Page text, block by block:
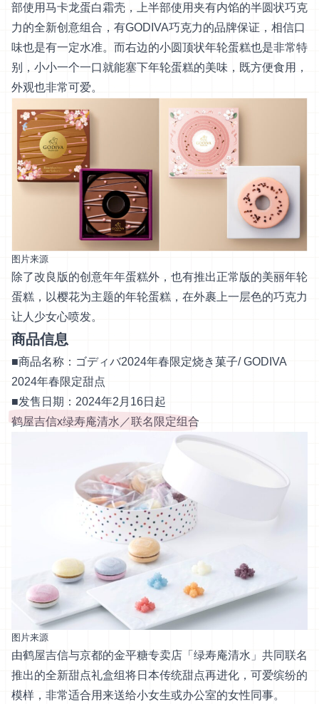
部使用马卡龙蛋白霜壳，上半部使用夹有内馅的半圆状巧克
力的全新创意组合，有GODIVA巧克力的品牌保证，相信口
味也是有一定水准。而右边的小圆顶状年轮蛋糕也是非常特
别，小小一个一口就能塞下年轮蛋糕的美味，既方便食用，
外观也非常可爱。
图片来源
除了改良版的创意年年蛋糕外，也有推出正常版的美丽年轮
蛋糕，以樱花为主题的年轮蛋糕，在外裹上一层色的巧克力
让人少女心喷发。
商品信息
■商品名称：ゴディバ2024年春限定烧き菓子/ GODIVA
2024年春限定甜点
■发售日期：2024年2月16日起
鹤屋吉信x绿寿庵清水／联名限定组合
图片来源
由鹤屋吉信与京都的金平糖专卖店「绿寿庵清水」共同联名
推出的全新甜点礼盒组将日本传统甜点再进化，可爱缤纷的
模样，非常适合用来送给小女生或办公室的女性同事。